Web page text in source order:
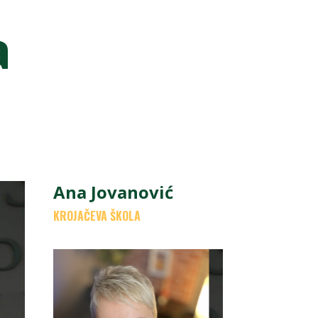
Ana Jovanović
KROJAČEVA ŠKOLA